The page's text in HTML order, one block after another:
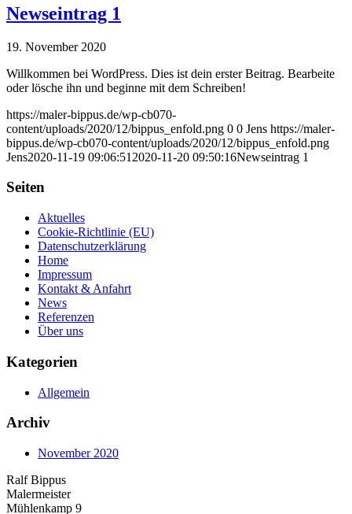
Newseintrag 1
19. November 2020
Willkommen bei WordPress. Dies ist dein erster Beitrag. Bearbeite
oder lösche ihn und beginne mit dem Schreiben!
https://maler-bippus.de/wp-cb070-
content/uploads/2020/12/bippus_enfold.png 0 0 Jens https://maler-
bippus.de/wp-cb070-content/uploads/2020/12/bippus_enfold.png
Jens2020-11-19 09:06:51 2020-11-20 09:50:16Newseintrag 1
Seiten
Aktuelles
Cookie-Richtlinie (EU)
Datenschutzerklärung
Home
Impressum
Kontakt & Anfahrt
News
Referenzen
Über uns
Kategorien
Allgemein
Archiv
November 2020
Ralf Bippus
Malermeister
Mühlenkamp 9